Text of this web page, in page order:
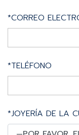
*CORREO
*TELÉFONO
*JOYERÍA DE LA